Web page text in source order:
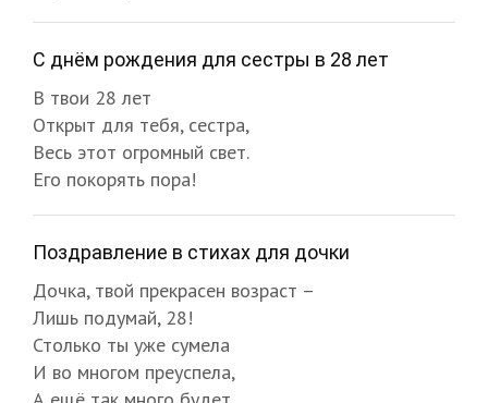
С днём рождения для сестры в 28 лет
В твои 28 лет
Открыт для тебя, сестра,
Весь этот огромный свет.
Его покорять пора!
Поздравление в стихах для дочки
Дочка, твой прекрасен возраст –
Лишь подумай, 28!
Столько ты уже сумела
И во многом преуспела,